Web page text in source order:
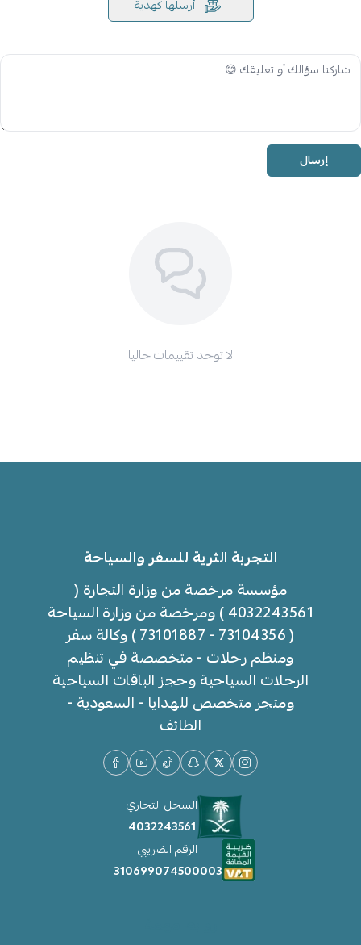
أرسلها كهدية
إرسال
لا توجد تقييمات حاليا
التجربة الثرية للسفر والسياحة
مؤسسة مرخصة من وزارة التجارة (
4032243561 ) ومرخصة من وزارة السياحة
( 73104356 - 73101887 ) وكالة سفر
ومنظم رحلات - متخصصة في تنظيم
الرحلات السياحية وحجز الباقات السياحية
ومتجر متخصص للهدايا - السعودية -
الطائف
السجل التجاري
4032243561
الرقم الضريبي
310699074500003